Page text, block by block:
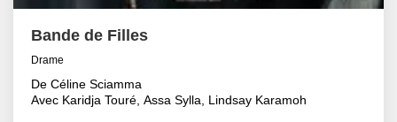
Bande de Filles
Drame
De Céline Sciamma
Avec Karidja Touré, Assa Sylla, Lindsay Karamoh